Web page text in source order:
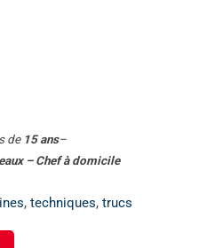
de 15 ans–
– Chef à domicile
, techniques, trucs